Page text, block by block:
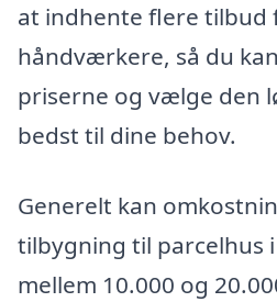
at indhente flere tilbud
håndværkere, så du
priserne og vælge den
bedst til dine behov.
Generelt kan
tilbygning til parcelhus
mellem 10.000 og